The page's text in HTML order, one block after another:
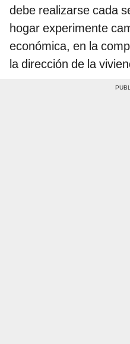
debe realizarse cada
hogar experimente
económica, en la
la dirección de la